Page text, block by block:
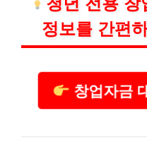
정보를 간편
창업자금